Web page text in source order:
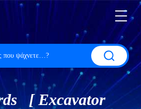
[ Excavator